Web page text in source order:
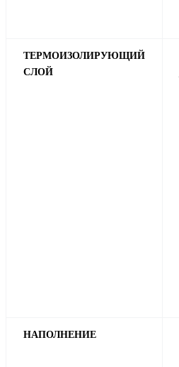
ТЕРМОИЗОЛИРУЮЩИЙ
СЛОЙ
НАПОЛНЕНИЕ